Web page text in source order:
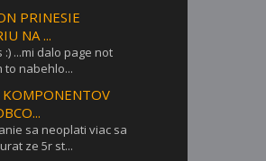
PRINESIE
NA ...
...mi dalo page not
to nabehlo...
KOMPONENTOV
sa neoplati viac sa
ze 5r st...